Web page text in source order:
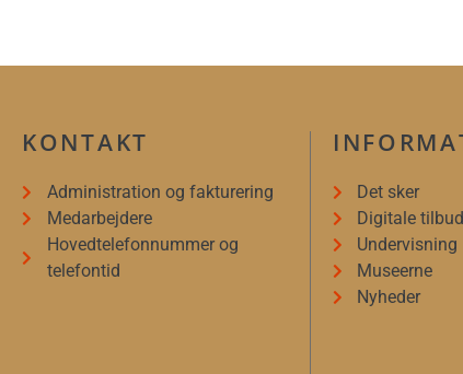
KONTAKT
Administration og fakturering
Medarbejdere
Hovedtelefonnummer og
telefontid
Det sker
Digitale tilbud
Undervisning
Museerne
Nyheder